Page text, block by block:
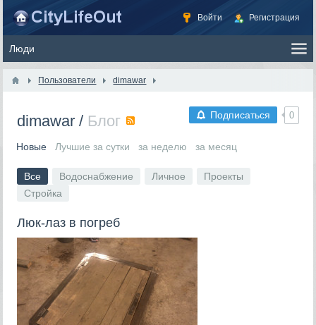
Войти Регистрация
Пользователи dimawar
Подписаться 0
dimawar / Блог
Новые Лучшие за сутки за неделю за месяц
Все Водоснабжение Личное
Проекты
Стройка
Люк-лаз в погреб